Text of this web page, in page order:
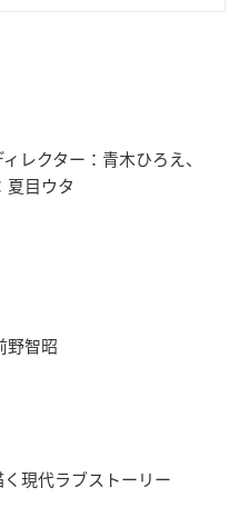
レクター：青木ひろえ、
夏目ウタ
野智昭
現代ラブストーリー